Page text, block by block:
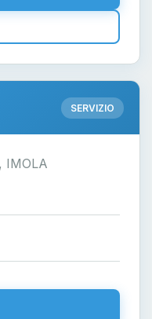
SERVIZIO
IMOLA